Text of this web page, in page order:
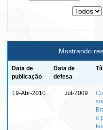
Mostrando
Data de
publicação
Data de
defesa
19-Abr-2010 Jul-2009
e